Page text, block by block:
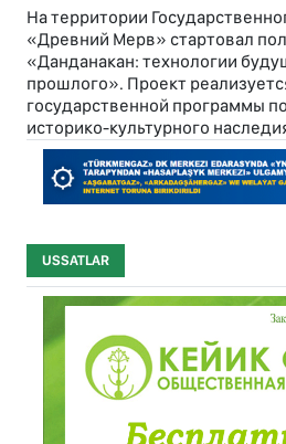
На территории
«Древний Мерв» стартовал
«Данданакан: технологии
прошлого». Проект
государственной программы
историко-культурного
USSATLAR